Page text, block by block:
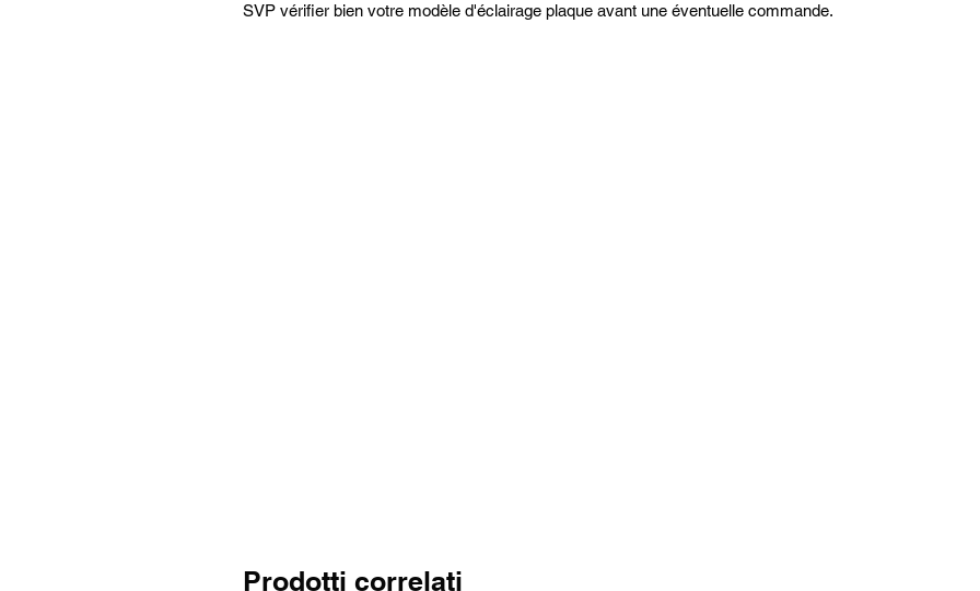
SVP vérifier bien votre modèle d'éclairage plaque avant une éventuelle commande.
Prodotti correlati